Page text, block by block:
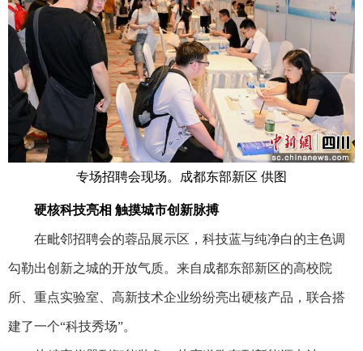
专场招聘会现场。成都东部新区 供图
硬核科技亮相 触摸城市创新脉搏
在毗邻招聘会的蓉品展示区，科技蓝与纯净白的主色调
勾勒出创新之城的开放气质。来自成都东部新区的高校院
所、重点实验室、高新技术企业纷纷亮出硬核产品，联合搭
建了一个“科技秀场”。